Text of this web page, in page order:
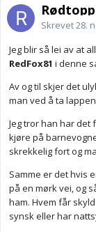
Skrevet28.
Jeg blir så lei av at
RedFox81 i denne
Av og til skjer det
man ved å ta
Jeg tror han har
kjøre på
skrekkelig fort og
Samme er det hvis
på en mørk vei, og
ham. Hvem får
synsk eller har